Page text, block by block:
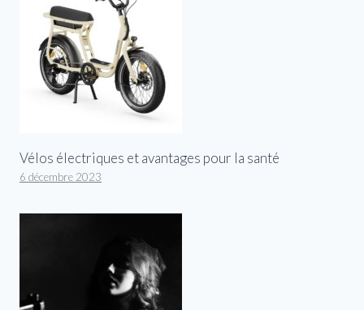
Vélos électriques et avantages pour la santé
6 décembre 2023